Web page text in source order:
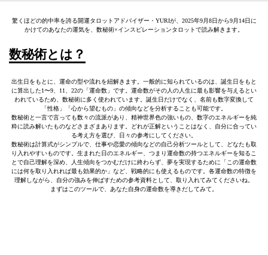
驚くほどの的中率を誇る開運タロットアドバイザー・YURIが、2025年9月8日から9月14日に
かけてのあなたの運気を、数秘術×インスピレーションタロットで読み解きます。
数秘術とは？
出生日をもとに、運命の型や流れを紐解きます。一般的に知られているのは、誕生日をもと
に算出した1〜9、11、22の「運命数」です。運命数がその人の人生に最も影響を与えるとい
われているため、数秘術に多く使われています。誕生日だけでなく、名前も数字変換して
「性格」「心から望むもの」の傾向などを分析することも可能です。
数秘術と一言で言っても数々の流派があり、精神世界色の強いもの、数字のエネルギーを純
粋に読み解いたものなどさまざまあります。どれが正解ということはなく、自分に合ってい
る考え方を選び、日々の参考にしてください。
数秘術は計算式がシンプルで、仕事や恋愛の傾向などの自己分析ツールとして、どなたも取
り入れやすいものです。生まれた日のエネルギー、つまり運命数の持つエネルギーを知るこ
とで自己理解を深め、人生傾向をつかむだけに終わらず、夢を実現するために「この運命数
には何を取り入れれば最も効果的か」など、戦略的にも使えるものです。各運命数の特徴を
理解しながら、自分の強みを伸ばすための参考資料として、取り入れてみてくださいね。
まずはこのツールで、あなた自身の運命数を導きだしてみて。